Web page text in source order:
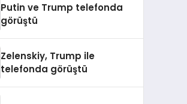
Putin ve Trump telefonda
görüştü
Zelenskiy, Trump ile
telefonda görüştü